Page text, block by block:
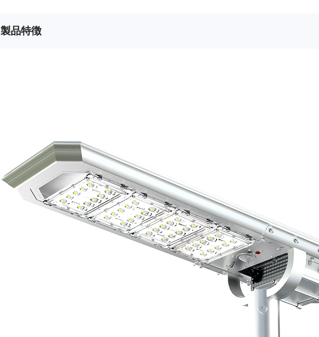
製品特徴